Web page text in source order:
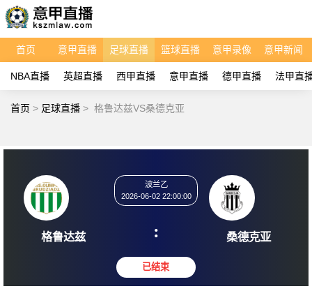
首页 意甲直播 足球直播 篮球直播 意甲录像 意甲新闻
NBA直播 英超直播 西甲直播 意甲直播 德甲直播 法甲直
首页 > 足球直播 > 格鲁达兹VS桑德克亚
格鲁达兹
2026-06-02 22:00:00
: 桑德